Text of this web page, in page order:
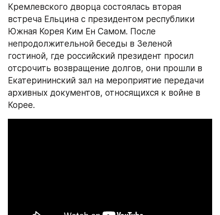
Кремлевского дворца состоялась вторая
встреча Ельцина с президентом республики
Южная Корея Ким Ен Самом. После
непродолжительной беседы в Зеленой
гостиной, где российский президент просил
отсрочить возвращение долгов, они прошли в
Екатерининский зал на мероприятие передачи
архивных документов, относящихся к войне в
Корее.